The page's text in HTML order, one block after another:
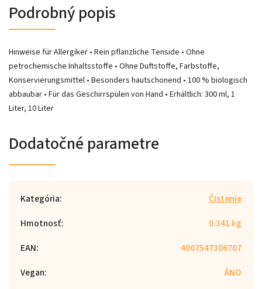
Podrobný popis
Hinweise für Allergiker • Rein pflanzliche Tenside • Ohne
petrochemische Inhaltsstoffe • Ohne Duftstoffe, Farbstoffe,
Konservierungsmittel • Besonders hautschonend • 100 % biologisch
abbaubar • Für das Geschirrspülen von Hand • Erhältlich: 300 ml, 1
Liter, 10 Liter
Dodatočné parametre
Kategória:
Čistenie
Hmotnosť:
0.341 kg
EAN:
4007547306707
Vegan:
ÁNO